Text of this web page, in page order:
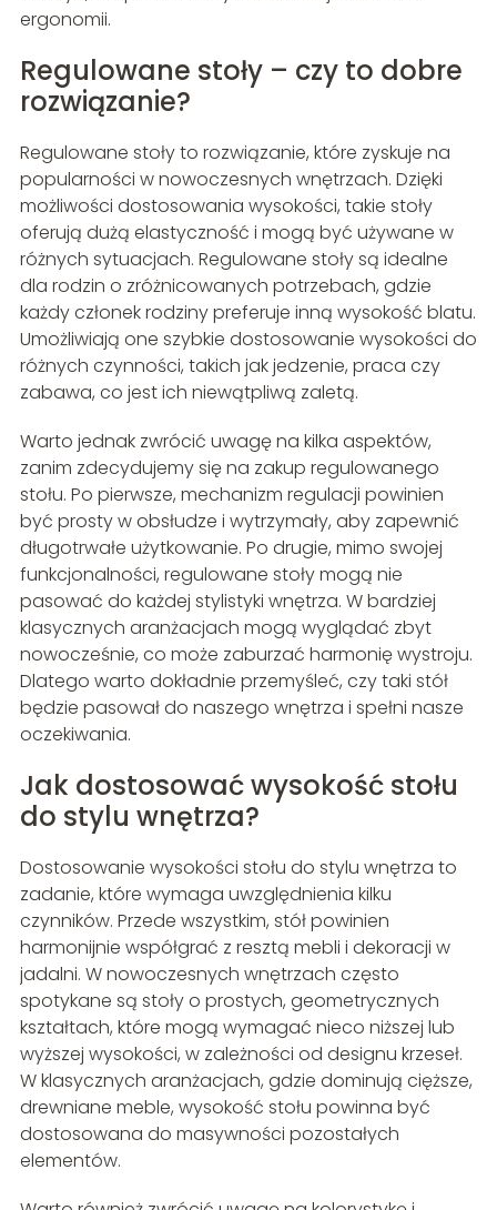
ergonomii.
Regulowane stoły – czy to dobre
rozwiązanie?
Regulowane stoły to rozwiązanie, które zyskuje na
popularności w nowoczesnych wnętrzach. Dzięki
możliwości dostosowania wysokości, takie stoły
oferują dużą elastyczność i mogą być używane w
różnych sytuacjach. Regulowane stoły są idealne
dla rodzin o zróżnicowanych potrzebach, gdzie
każdy członek rodziny preferuje inną wysokość blatu.
Umożliwiają one szybkie dostosowanie wysokości do
różnych czynności, takich jak jedzenie, praca czy
zabawa, co jest ich niewątpliwą zaletą.
Warto jednak zwrócić uwagę na kilka aspektów,
zanim zdecydujemy się na zakup regulowanego
stołu. Po pierwsze, mechanizm regulacji powinien
być prosty w obsłudze i wytrzymały, aby zapewnić
długotrwałe użytkowanie. Po drugie, mimo swojej
funkcjonalności, regulowane stoły mogą nie
pasować do każdej stylistyki wnętrza. W bardziej
klasycznych aranżacjach mogą wyglądać zbyt
nowocześnie, co może zaburzać harmonię wystroju.
Dlatego warto dokładnie przemyśleć, czy taki stół
będzie pasował do naszego wnętrza i spełni nasze
oczekiwania.
Jak dostosować wysokość stołu
do stylu wnętrza?
Dostosowanie wysokości stołu do stylu wnętrza to
zadanie, które wymaga uwzględnienia kilku
czynników. Przede wszystkim, stół powinien
harmonijnie współgrać z resztą mebli i dekoracji w
jadalni. W nowoczesnych wnętrzach często
spotykane są stoły o prostych, geometrycznych
kształtach, które mogą wymagać nieco niższej lub
wyższej wysokości, w zależności od designu krzeseł.
W klasycznych aranżacjach, gdzie dominują cięższe,
drewniane meble, wysokość stołu powinna być
dostosowana do masywności pozostałych
elementów.